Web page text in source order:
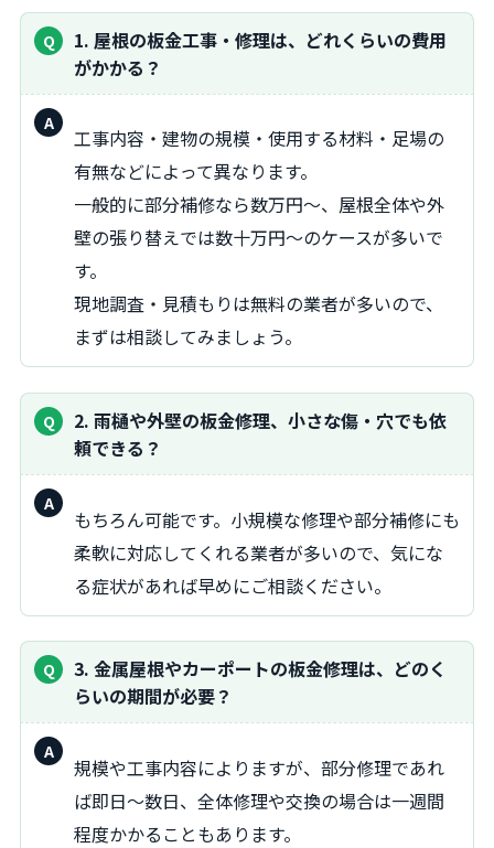
1. 屋根の板金工事・修理は、どれくらいの費用
がかかる？
答：
工事内容・建物の規模・使用する材料・足場の
有無などによって異なります。
一般的に部分補修なら数万円～、屋根全体や外
壁の張り替えでは数十万円～のケースが多いで
す。
現地調査・見積もりは無料の業者が多いので、
まずは相談してみましょう。
2. 雨樋や外壁の板金修理、小さな傷・穴でも依
頼できる？
答：
もちろん可能です。小規模な修理や部分補修にも
柔軟に対応してくれる業者が多いので、気にな
る症状があれば早めにご相談ください。
3. 金属屋根やカーポートの板金修理は、どのく
らいの期間が必要？
答：
規模や工事内容によりますが、部分修理であれ
ば即日～数日、全体修理や交換の場合は一週間
程度かかることもあります。